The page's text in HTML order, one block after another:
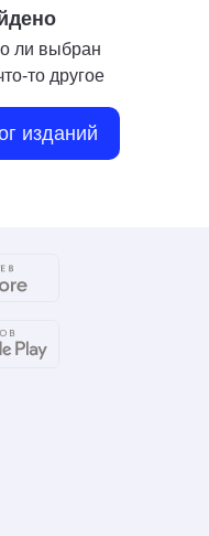
ли выбран
то другое
изданий